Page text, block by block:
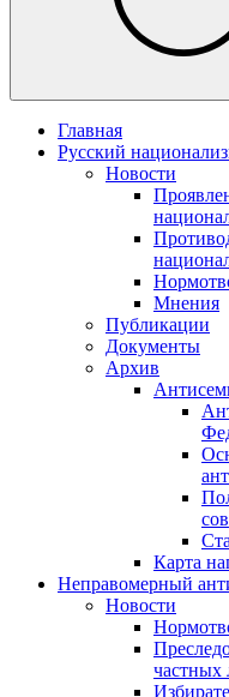
Главная
Русский
Новости
Мнения
Публикации
Документы
Архив
Карта
Неправомерный
Новости
частных